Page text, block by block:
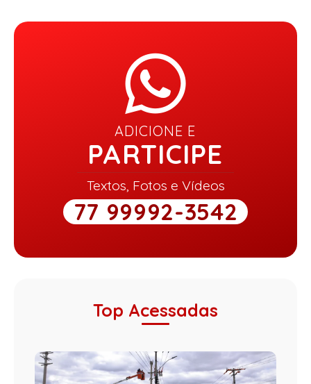
ADICIONE E
PARTICIPE
Textos, Fotos e Vídeos
77 99992-3542
Top Acessadas